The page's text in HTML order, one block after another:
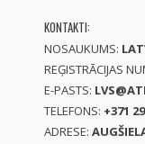
KONTAKTI:
NOSAUKUMS:
REĢISTRĀCIJAS
E-PASTS:
TELEFONS: +371
ADRESE: